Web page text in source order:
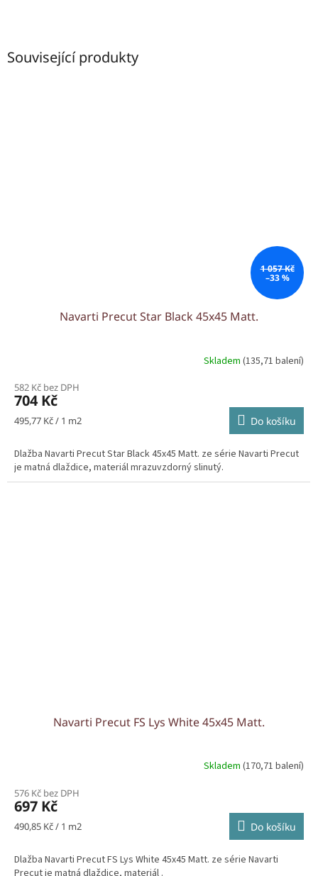
Související produkty
1 057 Kč
–33 %
Navarti Precut Star Black 45x45 Matt.
Skladem (135,71 balení)
582 Kč bez DPH
704 Kč
Měrná
495,77 Kč / 1 m2 Do košíku
Dlažba Navarti Precut Star Black 45x45 Matt. ze série Navarti Precut
je matná dlaždice, materiál mrazuvzdorný slinutý.
Navarti Precut FS Lys White 45x45 Matt.
Skladem (170,71 balení)
576 Kč bez DPH
697 Kč
Měrná
490,85 Kč / 1 m2 Do košíku
Dlažba Navarti Precut FS Lys White 45x45 Matt. ze série Navarti
Precut je matná dlaždice, materiál .